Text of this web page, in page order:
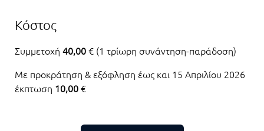
Κόστος
Συμμετοχή 40,00€ (1 τρίωρη συνάντηση-παράδοση)
Με προκράτηση & εξόφληση έως και 15 Απριλίου 2026
έκπτωση 10,00€